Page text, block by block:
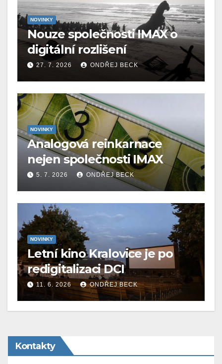
NOVINKY
Nouze společnosti IMAX o
digitální rozlišení
27. 7. 2026 ONDŘEJ BECK
NOVINKY
Analogová reinkarnace
nejen společnosti IMAX
5. 7. 2026 ONDŘEJ BECK
NOVINKY
Letní kino Kralovice je po
redigitalizaci DCI
11. 6. 2026 ONDŘEJ BECK
Kontakty